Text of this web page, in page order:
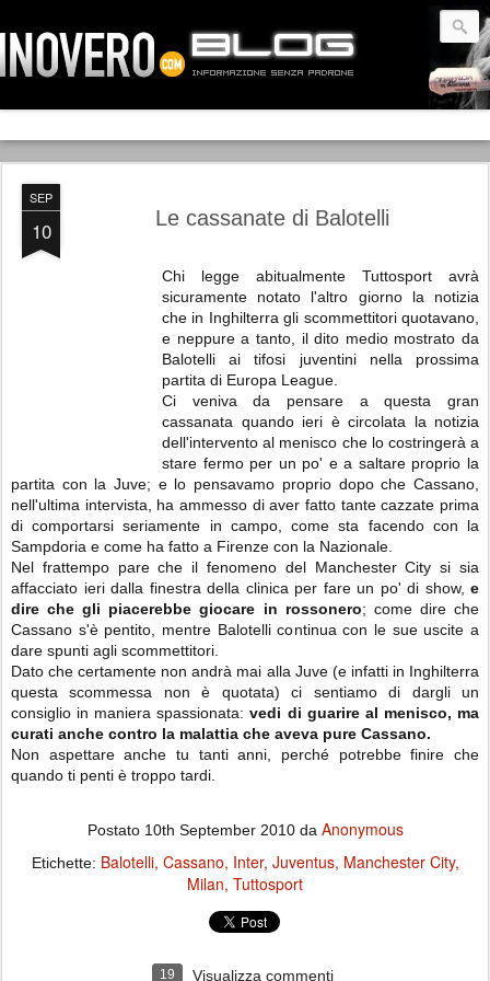
SEP
10 Le cassanate di Balotelli
Chi legge abitualmente Tuttosport avrà
sicuramente notato l'altro giorno la notizia
che in Inghilterra gli scommettitori quotavano,
e neppure a tanto, il dito medio mostrato da
Balotelli ai tifosi juventini nella prossima
partita di Europa League.
Ci veniva da pensare a questa gran
cassanata quando ieri è circolata la notizia
dell'intervento al menisco che lo costringerà a
stare fermo per un po' e a saltare proprio la
partita con la Juve; e lo pensavamo proprio dopo che Cassano,
nell'ultima intervista, ha ammesso di aver fatto tante cazzate prima
di comportarsi seriamente in campo, come sta facendo con la
Sampdoria e come ha fatto a Firenze con la Nazionale.
Nel frattempo pare che il fenomeno del Manchester City si sia
affacciato ieri dalla finestra della clinica per fare un po' di show, e
dire che gli piacerebbe giocare in rossonero; come dire che
Cassano s'è pentito, mentre Balotelli continua con le sue uscite a
dare spunti agli scommettitori.
Dato che certamente non andrà mai alla Juve (e infatti in Inghilterra
questa scommessa non è quotata) ci sentiamo di dargli un
consiglio in maniera spassionata: vedi di guarire al menisco, ma
curati anche contro la malattia che aveva pure Cassano.
Non aspettare anche tu tanti anni, perché potrebbe finire che
quando ti penti è troppo tardi.
Postato 10th September 2010da Anonymous
Etichette: Balotelli Cassano Inter Juventus Manchester City
Milan Tuttosport
19 Visualizza commenti